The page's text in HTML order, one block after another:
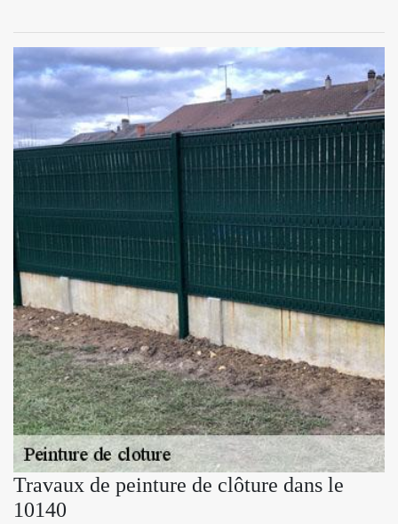
Travaux de peinture de clôture dans le
10140